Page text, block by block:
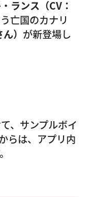
ランス（CV：
亡国のカナリ
） が新登場し
、サンプルボイ
らは、アプリ内